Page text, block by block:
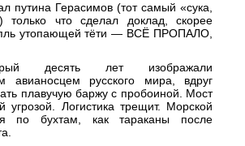
путина Герасимов (тот самый «сука,
только что сделал доклад, скорее
утопающей тёти — ВСЁ ПРОПАЛО,
десять лет изображали
авианосцем русского мира, вдруг
плавучую баржу с пробоиной. Мост
угрозой. Логистика трещит. Морской
по бухтам, как тараканы после